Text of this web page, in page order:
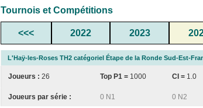
Tournois et Compétitions
<<< 2022 2023
L'Haÿ-les-Roses TH2 catégoriel Étape de la Ronde Sud-Est-
Joueurs : 26 Top P1 = 1000 CI = 1.0
Joueurs par série : 0 N1 0 N2